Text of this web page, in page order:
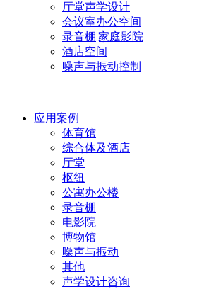
厅堂声学设计
会议室办公空间
录音棚|家庭影院
酒店空间
噪声与振动控制
应用案例
体育馆
综合体及酒店
厅堂
枢纽
公寓办公楼
录音棚
电影院
博物馆
噪声与振动
其他
声学设计咨询